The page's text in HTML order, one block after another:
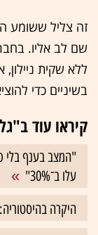
זה צליל ששומע
שם לב אליו.
ללא שקית
בשיניים כדי
קיראו עוד
"המצב בענף בלי
עלו ב־30%"
היקרה